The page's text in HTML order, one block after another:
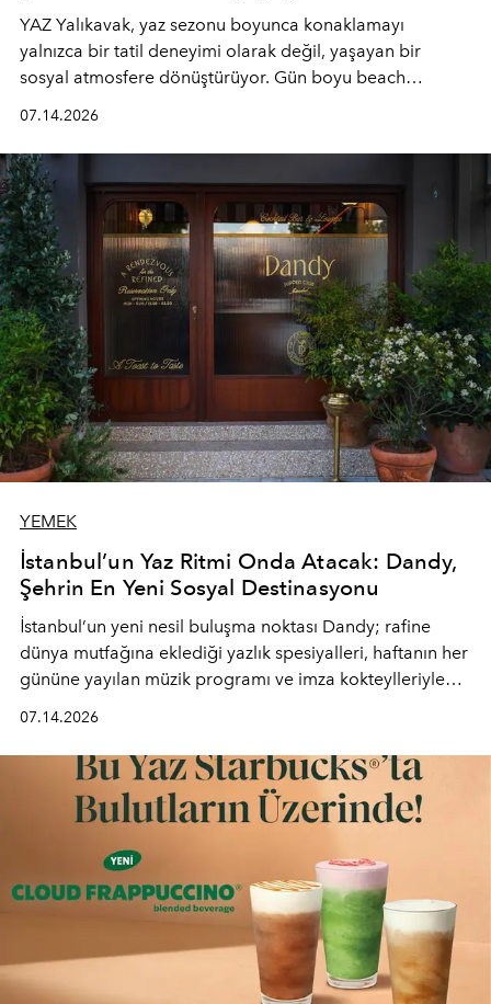
YAZ Yalıkavak, yaz sezonu boyunca konaklamayı
yalnızca bir tatil deneyimi olarak değil, yaşayan bir
sosyal atmosfere dönüştürüyor. Gün boyu beach
mutfağını modern dokunuşlarla müzikle buluşturan
tematik gastronomi geceleri misafirlerle buluşuyor.
Paylaşıma, lezzete ve müziğe odaklanan bu özel
akşamlar, YAZ’ın sade lüks anlayışını gün batımından
geceye taşıyarak her hafta farklı bir deneyim sunuyor.
07.14.2026
YEMEK
İstanbul’un Yaz Ritmi Onda Atacak: Dandy,
Şehrin En Yeni Sosyal Destinasyonu
İstanbul’un yeni nesil buluşma noktası Dandy; rafine
dünya mutfağına eklediği yazlık spesiyalleri, haftanın her
gününe yayılan müzik programı ve imza kokteylleriyle
lüks" anlayışıyla buluşturan mekan; gurme lezzetleri, iyi
müziği ve açık havadaki özel puro alanını tek bir çatı
altında sunuyor.
07.14.2026